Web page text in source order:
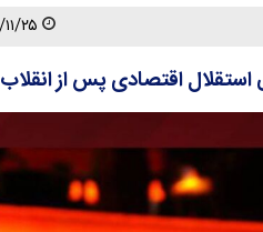
۱۴۰۴/۱۱/۲۵ ۰۸:۱۴:۵۳
اقتصادی پس از انقلاب